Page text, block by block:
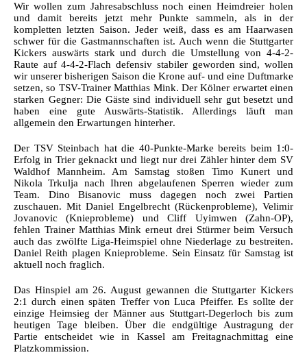
Wir wollen zum Jahresabschluss noch einen Heimdreier holen
und damit bereits jetzt mehr Punkte sammeln, als in der
kompletten letzten Saison. Jeder weiß, dass es am Haarwasen
schwer für die Gastmannschaften ist. Auch wenn die Stuttgarter
Kickers auswärts stark und durch die Umstellung von 4-4-2-
Raute auf 4-4-2-Flach defensiv stabiler geworden sind, wollen
wir unserer bisherigen Saison die Krone auf- und eine Duftmarke
setzen, so TSV-Trainer Matthias Mink. Der Kölner erwartet einen
starken Gegner: Die Gäste sind individuell sehr gut besetzt und
haben eine gute Auswärts-Statistik. Allerdings läuft man
allgemein den Erwartungen hinterher.
Der TSV Steinbach hat die 40-Punkte-Marke bereits beim 1:0-
Erfolg in Trier geknackt und liegt nur drei Zähler hinter dem SV
Waldhof Mannheim. Am Samstag stoßen Timo Kunert und
Nikola Trkulja nach Ihren abgelaufenen Sperren wieder zum
Team. Dino Bisanovic muss dagegen noch zwei Partien
zuschauen. Mit Daniel Engelbrecht (Rückenprobleme), Velimir
Jovanovic (Knieprobleme) und Cliff Uyimwen (Zahn-OP),
fehlen Trainer Matthias Mink erneut drei Stürmer beim Versuch
auch das zwölfte Liga-Heimspiel ohne Niederlage zu bestreiten.
Daniel Reith plagen Knieprobleme. Sein Einsatz für Samstag ist
aktuell noch fraglich.
Das Hinspiel am 26. August gewannen die Stuttgarter Kickers
2:1 durch einen späten Treffer von Luca Pfeiffer. Es sollte der
einzige Heimsieg der Männer aus Stuttgart-Degerloch bis zum
heutigen Tage bleiben. Über die endgültige Austragung der
Partie entscheidet wie in Kassel am Freitagnachmittag eine
Platzkommission.